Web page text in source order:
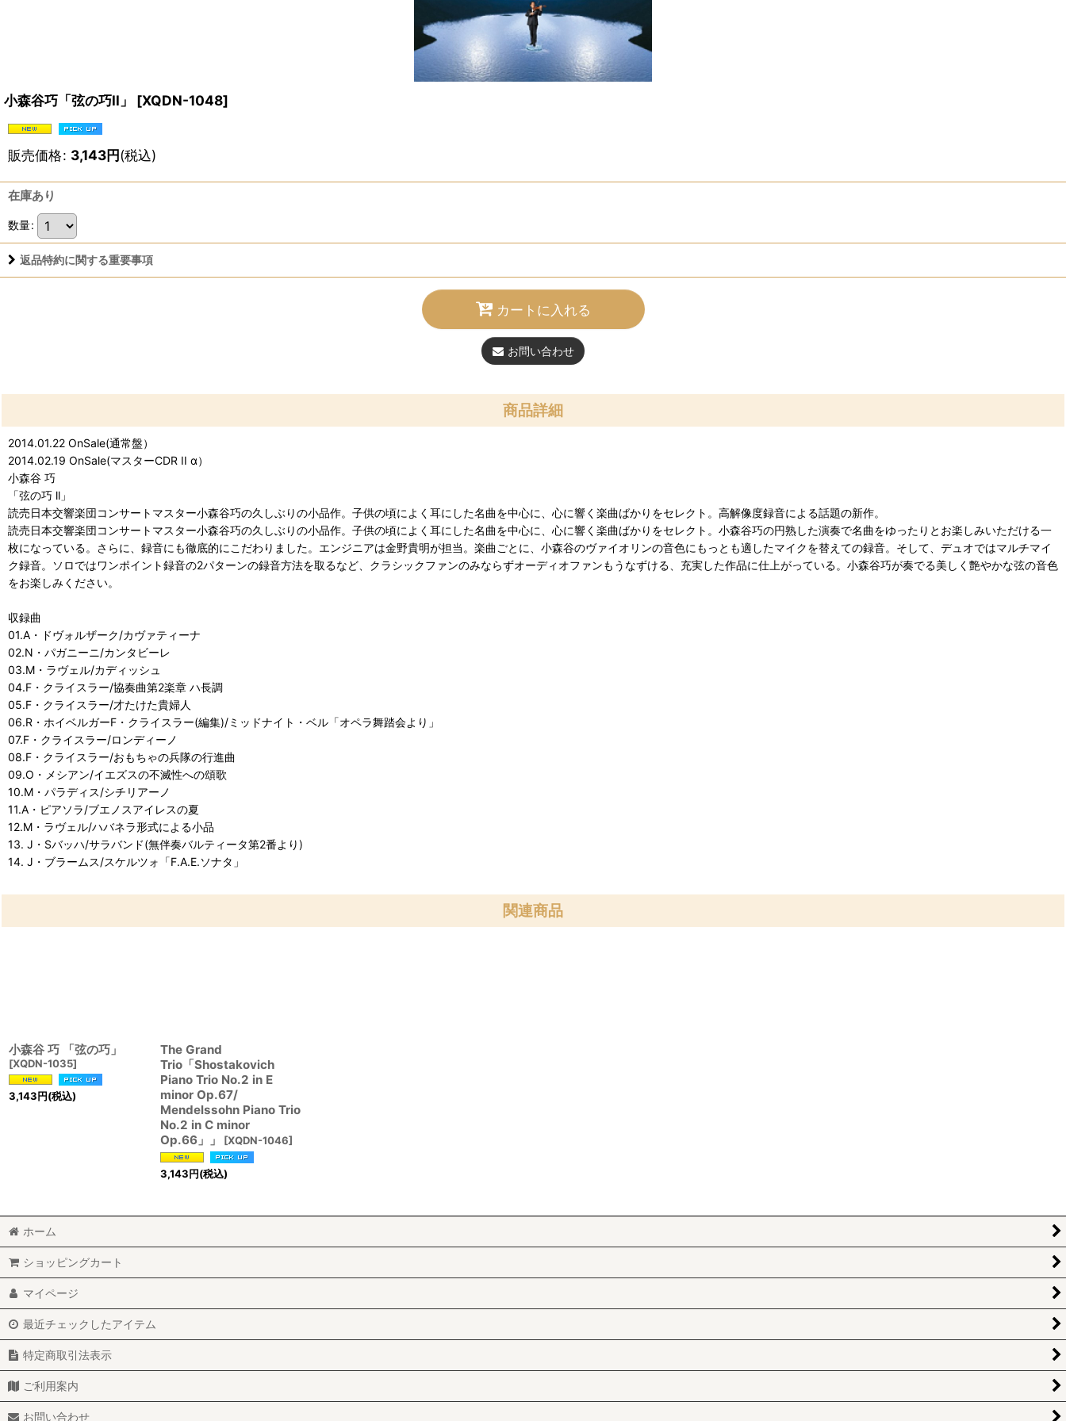
小森谷巧「弦の巧ll」 [XQDN-1048]
販売価格: 3,143円(税込)
在庫あり
数量:
返品特約に関する重要事項
カートに入れる
お問い合わせ
商品詳細
2014.01.22 OnSale(通常盤）
2014.02.19 OnSale(マスターCDR II α）
小森谷 巧
「弦の巧 ll」
読売日本交響楽団コンサートマスター小森谷巧の久しぶりの小品作。子供の頃によく耳にした名曲を中心に、心に響く楽曲ばかりをセレクト。高解像度録音による話題の新作。
読売日本交響楽団コンサートマスター小森谷巧の久しぶりの小品作。子供の頃によく耳にした名曲を中心に、心に響く楽曲ばかりをセレクト。小森谷巧の円熟した演奏で名曲をゆったりとお楽しみいただける一
枚になっている。さらに、録音にも徹底的にこだわりました。エンジニアは金野貴明が担当。楽曲ごとに、小森谷のヴァイオリンの音色にもっとも適したマイクを替えての録音。そして、デュオではマルチマイ
ク録音。ソロではワンポイント録音の2パターンの録音方法を取るなど、クラシックファンのみならずオーディオファンもうなずける、充実した作品に仕上がっている。小森谷巧が奏でる美しく艶やかな弦の音色
をお楽しみください。
収録曲
01.A・ドヴォルザーク/カヴァティーナ
02.N・パガニーニ/カンタビーレ
03.M・ラヴェル/カディッシュ
04.F・クライスラー/協奏曲第2楽章 ハ長調
05.F・クライスラー/才たけた貴婦人
06.R・ホイベルガーF・クライスラー(編集)/ミッドナイト・ベル「オペラ舞踏会より」
07.F・クライスラー/ロンディーノ
08.F・クライスラー/おもちゃの兵隊の行進曲
09.O・メシアン/イエズスの不滅性への頌歌
10.M・パラディス/シチリアーノ
11.A・ピアソラ/ブエノスアイレスの夏
12.M・ラヴェル/ハバネラ形式による小品
13. J・Sバッハ/サラバンド(無伴奏バルティータ第2番より)
14. J・ブラームス/スケルツォ「F.A.E.ソナタ」
関連商品
小森谷 巧 「弦の巧」
[XQDN-1035]
3,143円(税込)
The Grand
Trio「Shostakovich
Piano Trio No.2 in E
minor Op.67/
Mendelssohn Piano Trio
No.2 in C minor
Op.66」」
[XQDN-1046]
3,143円(税込)
ホーム
ショッピングカート
マイページ
最近チェックしたアイテム
特定商取引法表示
ご利用案内
お問い合わせ